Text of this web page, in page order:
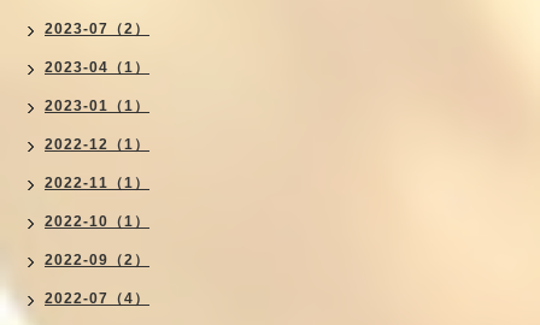
2023-07（2）
2023-04（1）
2023-01（1）
2022-12（1）
2022-11（1）
2022-10（1）
2022-09（2）
2022-07（4）